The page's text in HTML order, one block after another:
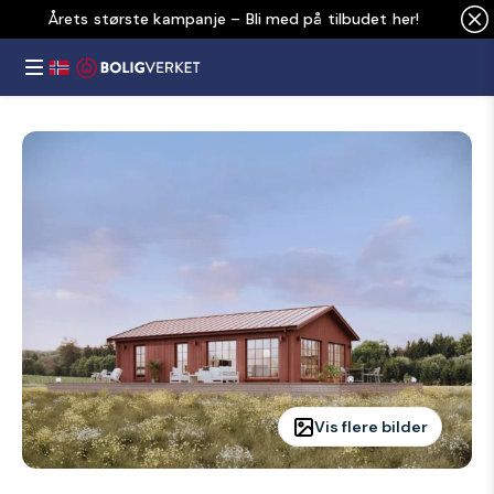
Årets største kampanje – Bli med på tilbudet her!
Vis flere bilder